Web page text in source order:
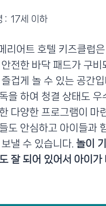
: 17세 이하
리어트 호텔 키즈클럽
전한 바닥 패드가 구비
겁게 놀 수 있는 공간
을 하여 청결 상태도 우
다양한 프로그램이 마
도 안심하고 아이들과
낼 수 있습니다. 놀이
잘 되어 있어서 아이가